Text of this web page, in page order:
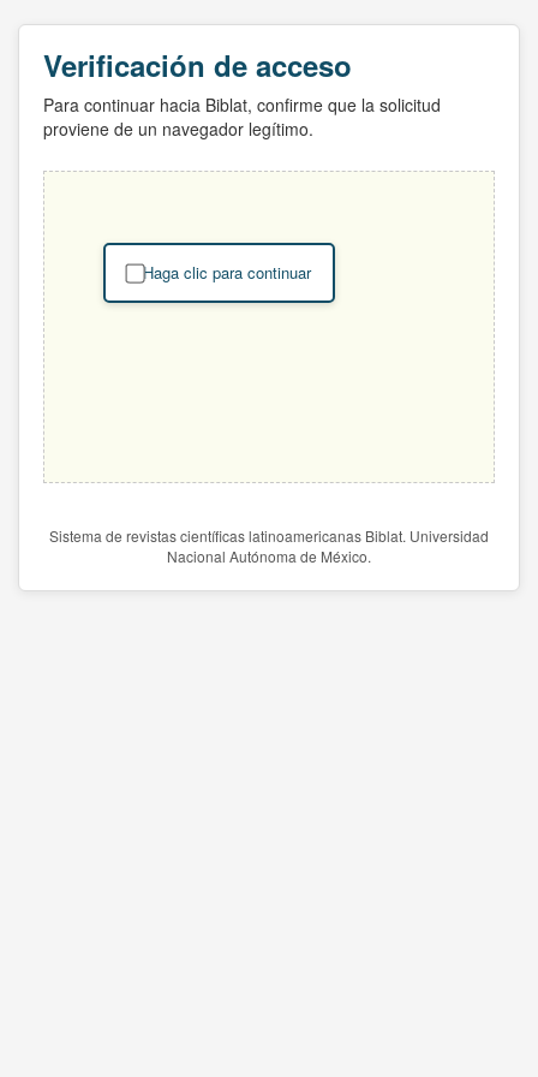
Verificación de acceso
Para continuar hacia Biblat, confirme que la solicitud
proviene de un navegador legítimo.
Haga clic para continuar
Sistema de revistas científicas latinoamericanas Biblat. Universidad
Nacional Autónoma de México.